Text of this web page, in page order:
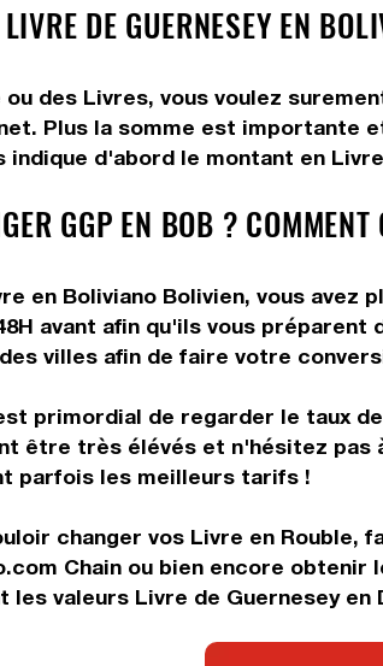
DE GUERNESEY EN
ou des Livres, vous voulez
Plus la somme est importante
indique d'abord le montant en
GGP EN BOB ?
en Boliviano Bolivien, vous
avant afin qu'ils vous
villes afin de faire votre
primordial de regarder le taux
être très élévés et n'hésitez
parfois les meilleurs tarifs !
changer vos Livre en Rouble,
Chain ou bien encore obtenir
les valeurs Livre de Guernesey